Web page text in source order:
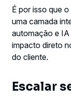
É por isso que
uma camada
automação e
impacto direto
do cliente.
Escalar